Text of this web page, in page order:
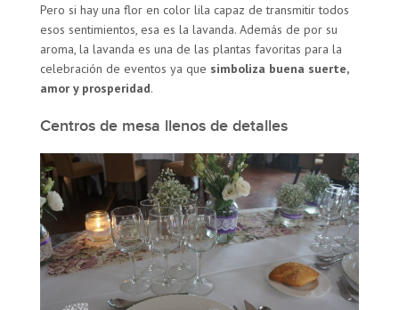
Pero si hay una flor en color lila capaz de transmitir todos
esos sentimientos, esa es la lavanda. Además de por su
aroma, la lavanda es una de las plantas favoritas para la
celebración de eventos ya que simboliza buena suerte,
amor y prosperidad.
Centros de mesa llenos de detalles